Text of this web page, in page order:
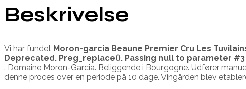
Beskrivelse
Vi har fundet Moron-garcia Beaune Premier Cru Les
Deprecated. Preg_replace(). Passing null to parameter
. Domaine Moron-Garcia. Beliggende i Bourgogne. Udfører
denne proces over en periode på 10 dage. Vingården blev